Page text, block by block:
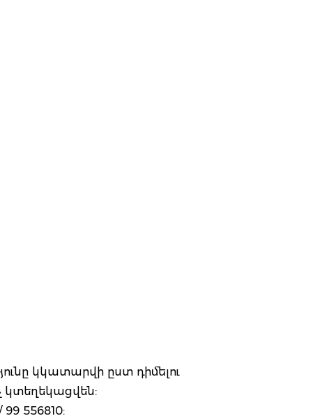
կկատարվի ըստ դիմելու
կտեղեկացվեն:
556810: